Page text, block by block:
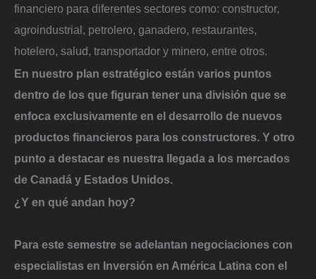
financiero para diferentes sectores como: constructor,
agroindustrial, petrolero, ganadero, restaurantes,
hotelero, salud, transportador y minero, entre otros.
En nuestro plan estratégico están varios puntos
dentro de los que figuran tener una división que se
enfoca exclusivamente en el desarrollo de nuevos
productos financieros para los constructores. Y otro
punto a destacar es nuestra llegada a los mercados
de Canadá y Estados Unidos.
¿Y en qué andan hoy?
Para este semestre se adelantan negociaciones con
especialistas en Inversión en América Latina con el